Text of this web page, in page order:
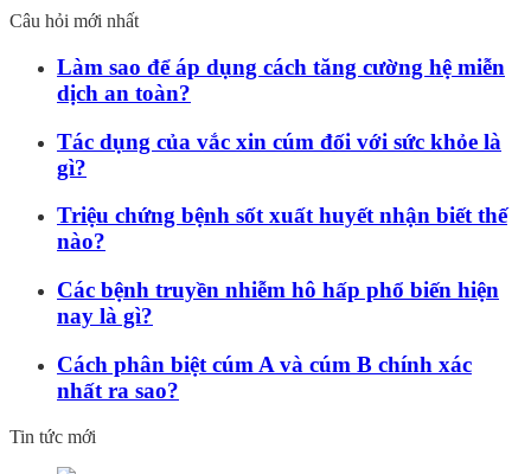
Câu hỏi mới nhất
Làm sao để áp dụng cách tăng cường hệ miễn
dịch an toàn?
Tác dụng của vắc xin cúm đối với sức khỏe là
gì?
Triệu chứng bệnh sốt xuất huyết nhận biết thế
nào?
Các bệnh truyền nhiễm hô hấp phổ biến hiện
nay là gì?
Cách phân biệt cúm A và cúm B chính xác
nhất ra sao?
Tin tức mới